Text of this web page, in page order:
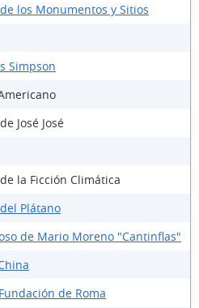
los Monumentos y Sitios
Simpson
José José
la Ficción Climática
Plátano
de Mario Moreno "Cantinflas"
de Roma